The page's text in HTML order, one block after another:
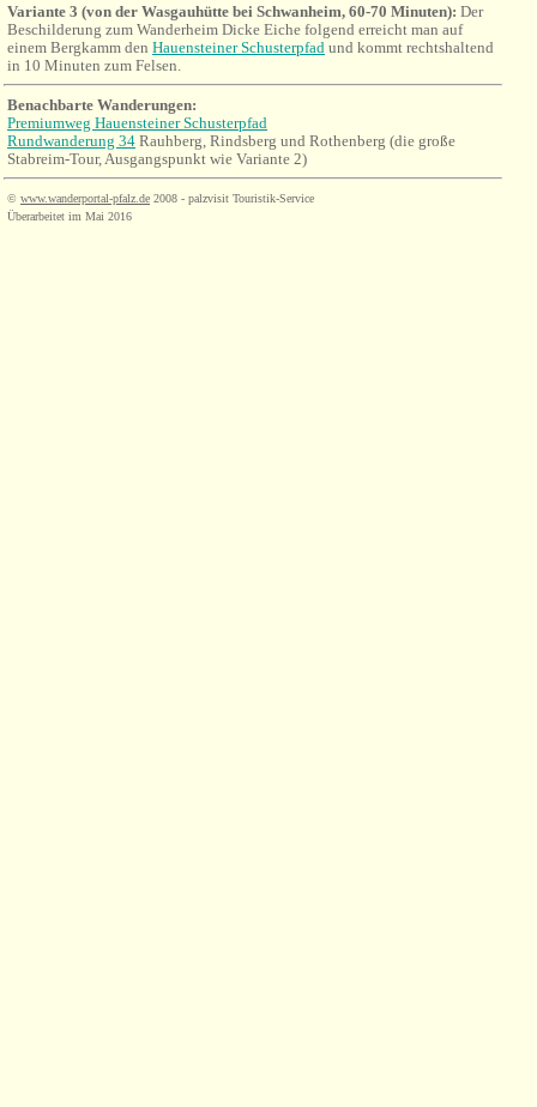
Variante 3 (von der Wasgauhütte bei Schwanheim, 60-70 Minuten): Der
Beschilderung zum Wanderheim Dicke Eiche folgend erreicht man auf
einem Bergkamm den Hauensteiner Schusterpfad und kommt rechtshaltend
in 10 Minuten zum Felsen.
Benachbarte Wanderungen:
Premiumweg Hauensteiner Schusterpfad
Rundwanderung 34 Rauhberg, Rindsberg und Rothenberg (die große
Stabreim-Tour, Ausgangspunkt wie Variante 2)
© www.wanderportal-pfalz.de 2008 - palzvisit Touristik-Service
Überarbeitet im Mai 2016